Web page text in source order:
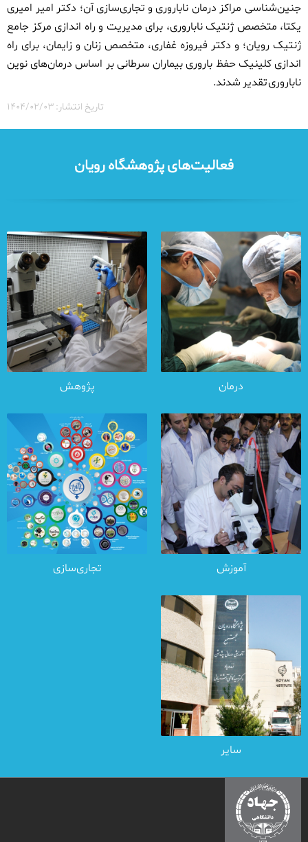
جنین‌شناسی مراکز درمان ناباروری و تجاری‌سازی آن؛ دکتر امیر امیری
یکتا، متخصص ژنتیک ناباروری، برای مدیریت و راه اندازی مرکز جامع
ژنتیک رویان؛ و دکتر فیروزه غفاری، متخصص زنان و زایمان، برای راه
اندازی کلینیک حفظ باروری بیماران سرطانی بر اساس درمان‌های نوین
ناباروری تقدیر شدند.
تاریخ انتشار: ۱۴۰۴/۰۲/۰۳
فعالیت‌های پژوهشگاه رویان
درمان پژوهش
آموزش تجاری‌سازی
سایر